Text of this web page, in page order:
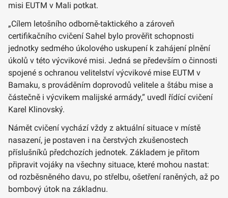
misi EUTM v Mali potkat.
„Cílem letošního odborně-taktického a zároveň
certifikačního cvičení Sahel bylo prověřit schopnosti
jednotky sedmého úkolového uskupení k zahájení plnění
úkolů v této výcvikové misi. Jedná se především o činnosti
spojené s ochranou velitelství výcvikové mise EUTM v
Bamaku, s prováděním doprovodů velitele a štábu mise a
částečně i výcvikem malijské armády,“ uvedl řídící cvičení
Karel Klinovský.
Námět cvičení vychází vždy z aktuální situace v místě
nasazení, je postaven i na čerstvých zkušenostech
příslušníků předchozích jednotek. Základem je přitom
připravit vojáky na všechny situace, které mohou nastat:
od rozběsněného davu, po střelbu, ošetření raněných, až po
bombový útok na základnu.